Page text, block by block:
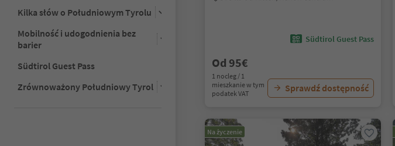
Kilka słów o Południowym Tyrolu
Mobilność i udogodnienia bez
barier
Südtirol Guest Pass
Zrównoważony Południowy Tyrol
Südtirol Guest Pass
Od 95€
1 nocleg / 1
mieszkanie w tym
podatek VAT
Sprawdź dostępność
Na życzenie